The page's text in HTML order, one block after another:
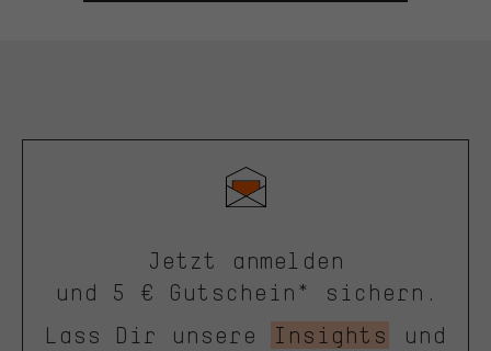
Jetzt anmelden
und 5 € Gutschein* sichern.
Lass Dir unsere
Insights
und